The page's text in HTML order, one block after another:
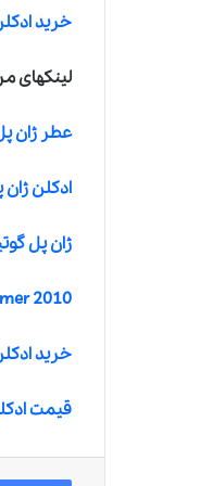
خرید
لینکهای
عطر ژان پل
ادکلن ژان
ژان پل
2010
خرید
قیمت